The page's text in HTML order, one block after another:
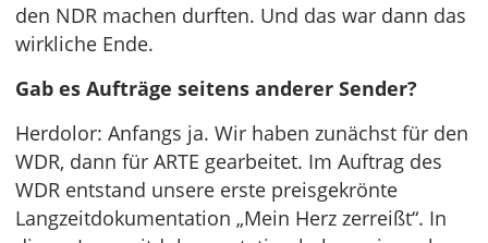
den NDR machen durften. Und das war dann das
wirkliche Ende.
Gab es Aufträge seitens anderer Sender?
Herdolor: Anfangs ja. Wir haben zunächst für den
WDR, dann für ARTE gearbeitet. Im Auftrag des
WDR entstand unsere erste preisgekrönte
Langzeitdokumentation „Mein Herz zerreißt“. In